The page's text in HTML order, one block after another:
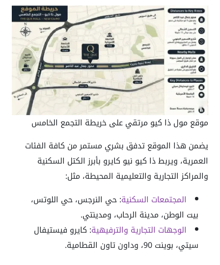
موقع مول ذا كيو مرتقي على خريطة التجمع الخامس
يضمن هذا الموقع تدفق بشري مستمر من كافة الفئات
العمرية، ويربط ذا كيو نيو كايرو بأبرز الكتل السكنية
والمراكز التجارية والتعليمية المحيطة، مثل:
المجتمعات السكنية: حي النرجس، حي اللوتس،
بيت الوطن، مدينة الرحاب، ومدينتي.
الوجهات التجارية والترفيهية: كايرو فيستيفال
سيتي، بوينت 90، وداون تاون القطامية.